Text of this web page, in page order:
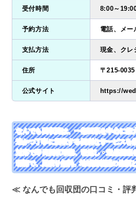
受付時間 8:00～
予約方法 電話、メー
支払方法 現金、クレ
住所 〒215-
公式サイト https://
なんでも回収団は、一都三県を中心に粗
速かつ丁寧に回収する便利なサービスを
対応で即日回収可能、引越し・遺品整理
明朗で、見積り無料。地域密着型の信頼
≪ なんでも回収団の口コミ・評